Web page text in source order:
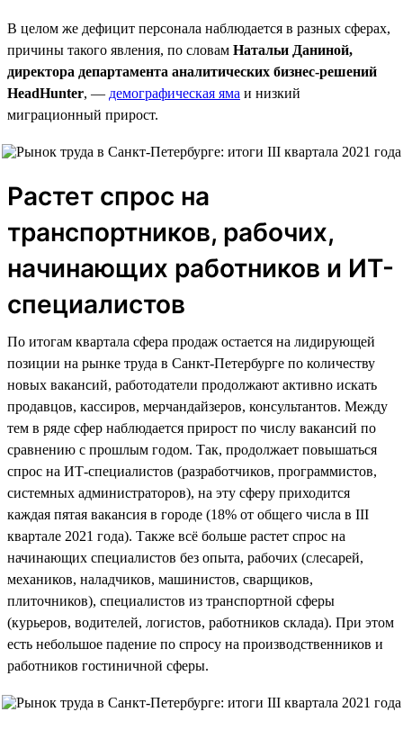
В целом же дефицит персонала наблюдается в разных сферах,
причины такого явления, по словам Натальи Даниной,
директора департамента аналитических бизнес-решений
HeadHunter, — демографическая яма и низкий
миграционный прирост.
Растет спрос на
транспортников, рабочих,
начинающих работников и ИТ-
специалистов
По итогам квартала сфера продаж остается на лидирующей
позиции на рынке труда в Санкт-Петербурге по количеству
новых вакансий, работодатели продолжают активно искать
продавцов, кассиров, мерчандайзеров, консультантов. Между
тем в ряде сфер наблюдается прирост по числу вакансий по
сравнению с прошлым годом. Так, продолжает повышаться
спрос на ИТ-специалистов (разработчиков, программистов,
системных администраторов), на эту сферу приходится
каждая пятая вакансия в городе (18% от общего числа в III
квартале 2021 года). Также всё больше растет спрос на
начинающих специалистов без опыта, рабочих (слесарей,
механиков, наладчиков, машинистов, сварщиков,
плиточников), специалистов из транспортной сферы
(курьеров, водителей, логистов, работников склада). При этом
есть небольшое падение по спросу на производственников и
работников гостиничной сферы.